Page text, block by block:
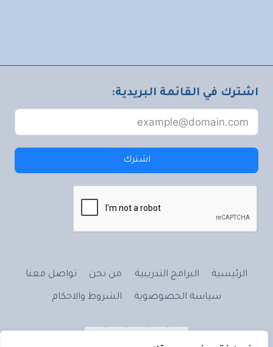
اشترك في القائمة البريدية:
اشترك
الرئيسية البرامج التدريبية من نحن تواصل معنا
سياسة الخصوصوية الشروط والاحكام